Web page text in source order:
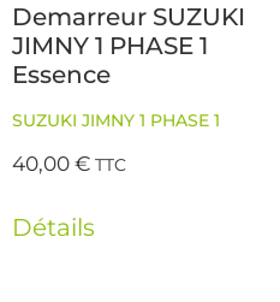
Demarreur SUZUKI
JIMNY 1 PHASE 1
Essence
SUZUKI JIMNY 1 PHASE 1
40,00€ TTC
Détails